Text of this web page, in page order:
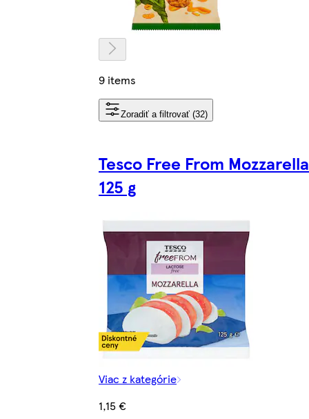
9 items
Zoradiť a filtrovať (32)
Tesco Free From Mozzarella
125 g
Viac z kategórie
1,15 €